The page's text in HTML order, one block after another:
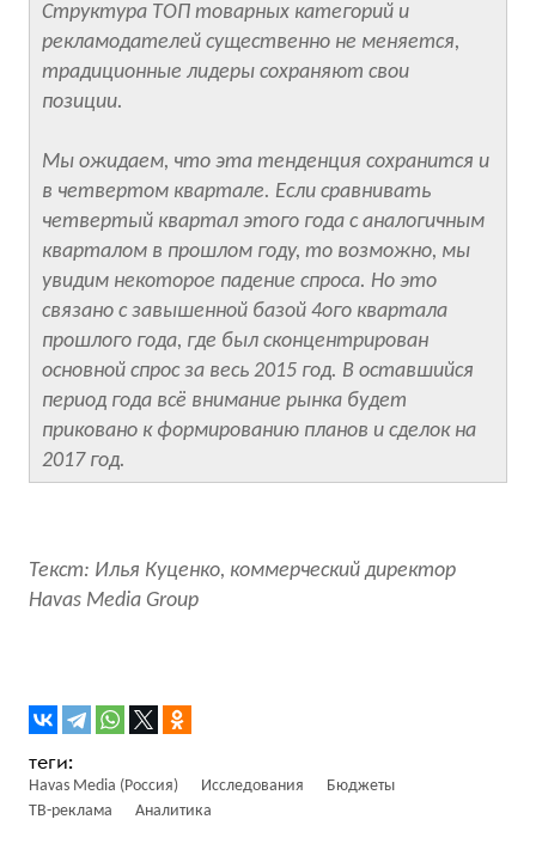
Структура ТОП товарных категорий и
рекламодателей существенно не меняется,
традиционные лидеры сохраняют свои
позиции.
Мы ожидаем, что эта тенденция сохранится и
в четвертом квартале. Если сравнивать
четвертый квартал этого года с аналогичным
кварталом в прошлом году, то возможно, мы
увидим некоторое падение спроса. Но это
связано с завышенной базой 4ого квартала
прошлого года, где был сконцентрирован
основной спрос за весь 2015 год. В оставшийся
период года всё внимание рынка будет
приковано к формированию планов и сделок на
2017 год.
Текст: Илья Куценко, коммерческий директор
Havas Media Group
Havas Media (Россия) Исследования
Бюджеты
ТВ-реклама
Аналитика